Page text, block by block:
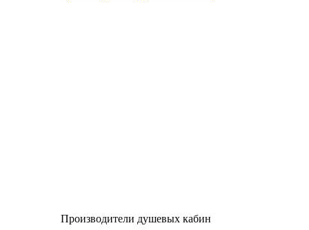
Производители душевых кабин